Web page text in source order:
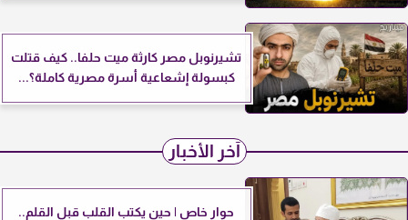
تشيرنوبل مصر كارثة ميت حلفا.. كيف قتلت
كبسولة إشعاعية أسرة مصرية كاملة؟...
آخر الأخبار
حوار خاص | حين يكتب القلب قبل القلم..